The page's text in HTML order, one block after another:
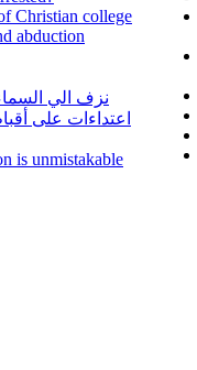
Christian college
abduction
نزف الي
اعتداءات على
is unmistakable